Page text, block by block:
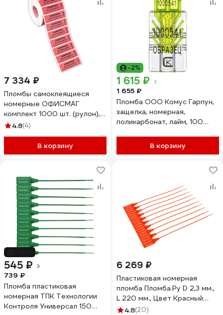
7 334 ₽
Пломбы самоклеящиеся
номерные ОФИСМАГ
комплект 1000 шт. (рулон),
длина 66 мм, ширина 22 мм,
4.8(4)
В корзину
-2%
1 615 ₽
1 655 ₽
Пломба ООО Комус Гарпун,
защелка, номерная,
поликарбонат, лайм, 100
В корзину
545 ₽
739 ₽
Пломба пластиковая
номерная ТПК Технологии
Контроля Универсал 150
6 269 ₽
Пластиковая номерная
пломба Пломба.Ру D 2,3 мм.,
L 220 мм., Цвет Красный
1000 шт. КПП-3-1602СТ
4.8(20)